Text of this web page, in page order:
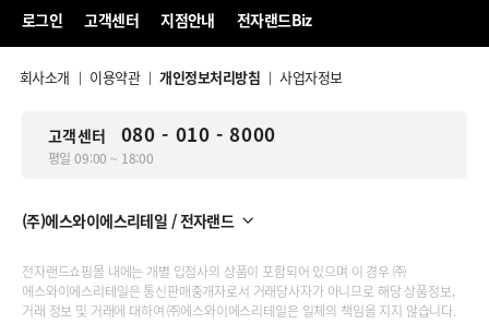
로그인 고객센터 지점안내 전자랜드Biz
회사소개 | 이용약관 | 개인정보처리방침 | 사업자정보
고객센터 080 - 010 - 8000
평일 09:00 ~ 18:00
(주)에스와이에스리테일 / 전자랜드
전자랜드쇼핑몰 내에는 개별 입점사의 상품이 포함되어 있으며 이 경우 ㈜
에스와이에스리테일은 통신판매중개자로서 거래당사자가 아니므로 해당 상품정보,
거래 정보 및 거래에 대하여 ㈜에스와이에스리테일은 일체의 책임을 지지 않습니다.